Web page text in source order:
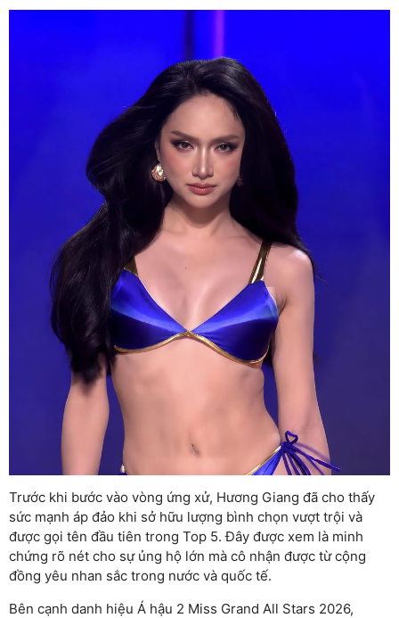
Trước khi bước vào vòng ứng xử, Hương Giang đã cho thấy
sức mạnh áp đảo khi sở hữu lượng bình chọn vượt trội và
được gọi tên đầu tiên trong Top 5. Đây được xem là minh
chứng rõ nét cho sự ủng hộ lớn mà cô nhận được từ cộng
đồng yêu nhan sắc trong nước và quốc tế.
Bên cạnh danh hiệu Á hậu 2 Miss Grand All Stars 2026,